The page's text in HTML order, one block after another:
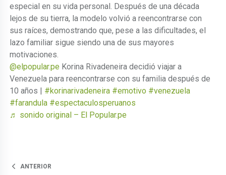
especial en su vida personal. Después de una década
lejos de su tierra, la modelo volvió a reencontrarse con
sus raíces, demostrando que, pese a las dificultades, el
lazo familiar sigue siendo una de sus mayores
motivaciones.
@elpopular.pe Korina Rivadeneira decidió viajar a
Venezuela para reencontrarse con su familia después de
10 años | #korinarivadeneira #emotivo #venezuela
#farandula #espectaculosperuanos
♬ sonido original – El Popular.pe
ANTERIOR